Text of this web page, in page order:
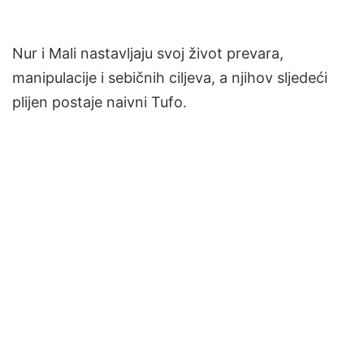
Nur i Mali nastavljaju svoj život prevara,
manipulacije i sebičnih ciljeva, a njihov sljedeći
plijen postaje naivni Tufo.